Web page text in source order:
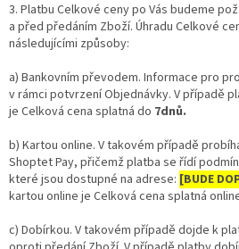
3. Platbu Celkové ceny po Vás budeme
a před předáním Zboží. Úhradu Celkové
následujícími způsoby:
a) Bankovním převodem. Informace pro
v rámci potvrzení Objednávky. V případě
je Celková cena splatná do 7dnů.
b) Kartou online. V takovém případě
Shoptet Pay, přičemž platba se řídí
které jsou dostupné na adrese: [BUDE
kartou online je Celková cena splatná
c) Dobírkou. V takovém případě dojde k